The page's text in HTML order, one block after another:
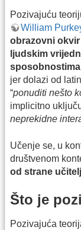
Pozivajuću
William
obrazovni okvir
ljudskim
sposobnostima
jer dolazi od
“ponuditi nešto
implicitno
neprekidne
Učenje se, u
društvenom
od strane
Što je
Pozivajuća